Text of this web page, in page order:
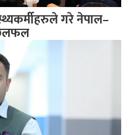
गरे नेपाल–
छलफल